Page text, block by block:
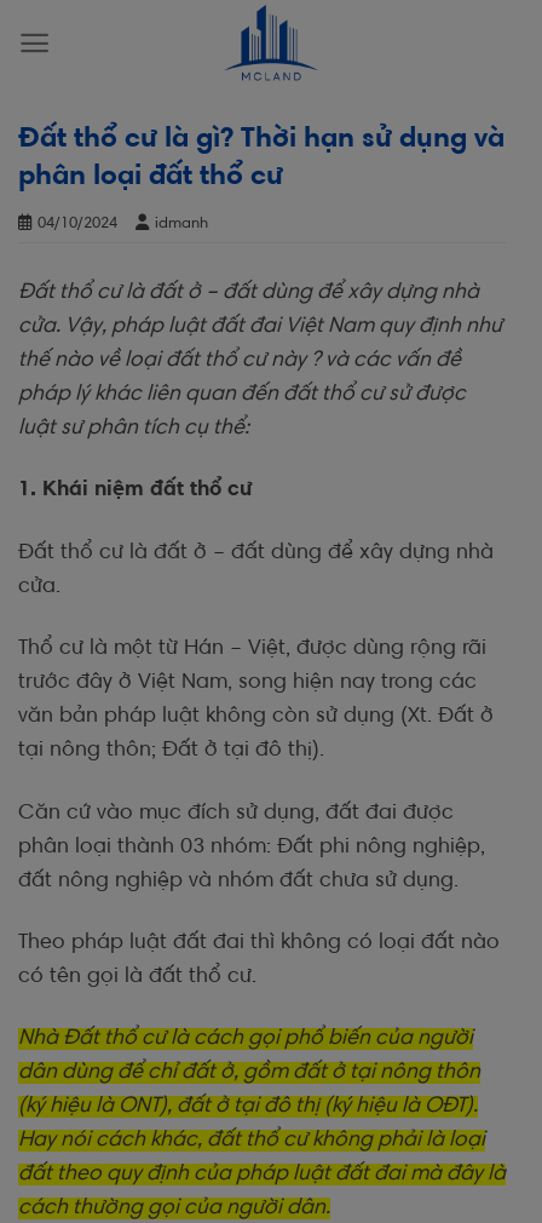
Đất thổ cư là gì? Thời hạn sử dụng và
phân loại đất thổ cư
04/10/2024 idmanh
Đất thổ cư là đất ở – đất dùng để xây dựng nhà
cửa. Vậy, pháp luật đất đai Việt Nam quy định như
thế nào về loại đất thổ cư này ? và các vấn đề
pháp lý khác liên quan đến đất thổ cư sử được
luật sư phân tích cụ thể:
1. Khái niệm đất thổ cư
Đất thổ cư là đất ở – đất dùng để xây dựng nhà
cửa.
Thổ cư là một từ Hán – Việt, được dùng rộng rãi
trước đây ở Việt Nam, song hiện nay trong các
văn bản pháp luật không còn sử dụng (Xt. Đất ở
tại nông thôn; Đất ở tại đô thị).
Căn cứ vào mục đích sử dụng, đất đai được
phân loại thành 03 nhóm: Đất phi nông nghiệp,
đất nông nghiệp và nhóm đất chưa sử dụng.
Theo pháp luật đất đai thì không có loại đất nào
có tên gọi là đất thổ cư.
Nhà Đất thổ cư là cách gọi phổ biến của người
dân dùng để chỉ đất ở, gồm đất ở tại nông thôn
(ký hiệu là ONT), đất ở tại đô thị (ký hiệu là OĐT).
Hay nói cách khác, đất thổ cư không phải là loại
đất theo quy định của pháp luật đất đai mà đây là
cách thường gọi của người dân.